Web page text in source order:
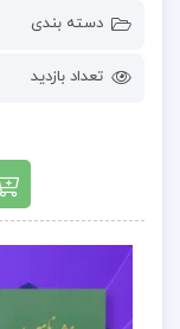
دسته بندی
تعداد بازدید